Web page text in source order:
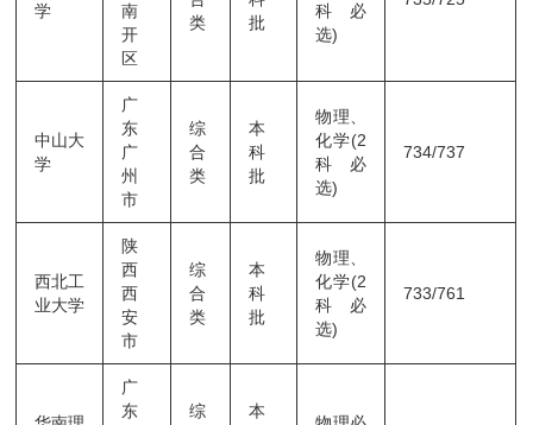
学
南
开
区
类
批
科必
选)
中山大
学
广
东
广
州
市
综
合
类
本
科
批
物理、
化学(2
科必
选)
734/737
西北工
业大学
陕
西
西
安
市
综
合
类
本
科
批
物理、
化学(2
科必
选)
733/761
广
东
综
本